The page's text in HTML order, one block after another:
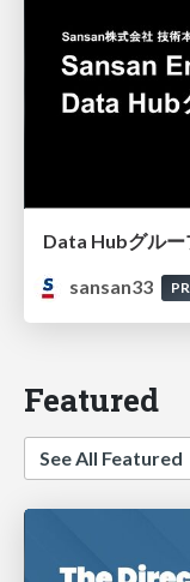
Data Hubグルー
sansan33
Featured
See All Featured